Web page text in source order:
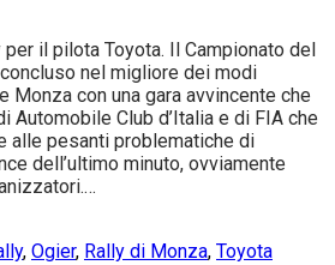
il pilota Toyota. Il Campionato del
nel migliore dei modi
Monza con una gara avvincente che
Automobile Club d’Italia e di FIA che
alle pesanti problematiche di
dell’ultimo minuto, ovviamente
, Ogier, Rally di Monza, Toyota